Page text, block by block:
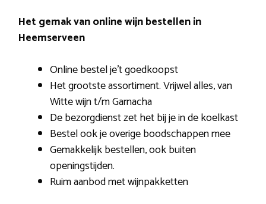
Het gemak van online wijn bestellen in
Heemserveen
Online bestel je’t goedkoopst
Het grootste assortiment. Vrijwel alles, van
Witte wijn t/m Garnacha
De bezorgdienst zet het bij je in de koelkast
Bestel ook je overige boodschappen mee
Gemakkelijk bestellen, ook buiten
openingstijden.
Ruim aanbod met wijnpakketten